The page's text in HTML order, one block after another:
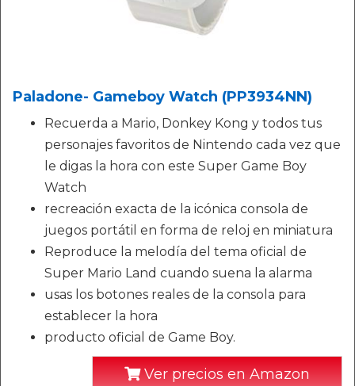
Paladone- Gameboy Watch (PP3934NN)
Recuerda a Mario, Donkey Kong y todos tus
personajes favoritos de Nintendo cada vez que
le digas la hora con este Super Game Boy
Watch
recreación exacta de la icónica consola de
juegos portátil en forma de reloj en miniatura
Reproduce la melodía del tema oficial de
Super Mario Land cuando suena la alarma
usas los botones reales de la consola para
establecer la hora
producto oficial de Game Boy.
Ver precios en Amazon